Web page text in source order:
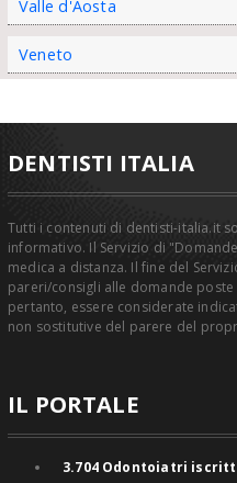
Valle d'Aosta
Veneto
DENTISTI ITALIA
Tutti i contenuti di dentisti-italia.it
informativo. Il Servizio di
medica a distanza. Il fine del
pareri/consigli alle domande
pertanto, essere considerate
non sostitutive del parere del
IL PORTALE
3.704Odontoiatri